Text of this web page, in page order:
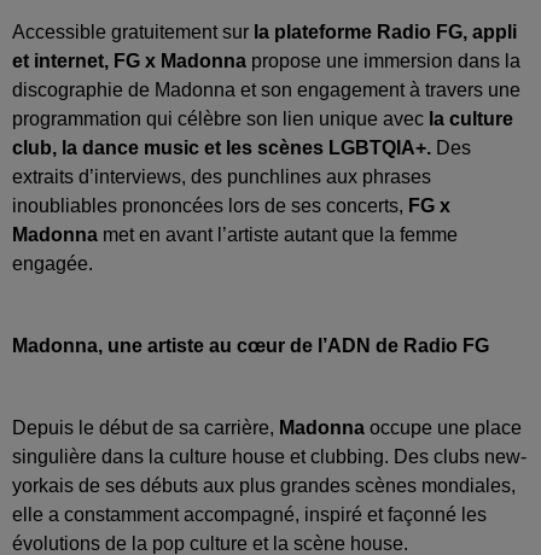
Accessible gratuitement sur la plateforme Radio FG, appli
et internet, FG x Madonna propose une immersion dans la
discographie de Madonna et son engagement à travers une
programmation qui célèbre son lien unique avec la culture
club, la dance music et les scènes LGBTQIA+. Des
extraits d’interviews, des punchlines aux phrases
inoubliables prononcées lors de ses concerts, FG x
Madonna met en avant l’artiste autant que la femme
engagée.
Madonna, une artiste au cœur de l’ADN de Radio FG
Depuis le début de sa carrière, Madonna occupe une place
singulière dans la culture house et clubbing. Des clubs new-
yorkais de ses débuts aux plus grandes scènes mondiales,
elle a constamment accompagné, inspiré et façonné les
évolutions de la pop culture et la scène house.